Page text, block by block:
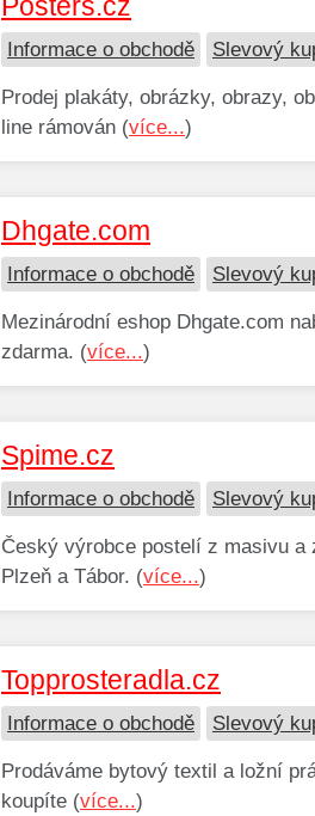
Posters.cz
Informace o obchodě Slevový
Prodej plakáty, obrázky, obrazy,
line rámován (více...)
Dhgate.com
Informace o obchodě Slevový
Mezinárodní eshop Dhgate.com
zdarma. (více...)
Spime.cz
Informace o obchodě Slevový
Český výrobce postelí z masivu
Plzeň a Tábor. (více...)
Topprosteradla.cz
Informace o obchodě Slevový
Prodáváme bytový textil a ložní
koupíte (více...)